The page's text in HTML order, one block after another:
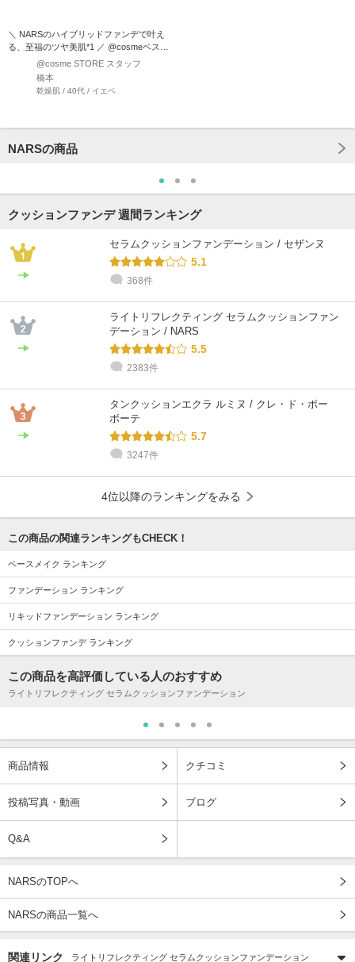
＼ NARSのハイブリッドファンデで叶え
る、至福のツヤ美肌*1 ／ @cosmeベスト
コスメアワ…@cosme STORE スタッフ
橋本
乾燥肌 / 40代 / イエベ
NARSの商品
クッションファンデ 週間ランキング
セラムクッションファンデーション / セザンヌ
5.1
368件
ライトリフレクティング セラムクッションファン
デーション / NARS
5.5
2383件
タンクッションエクラ ルミヌ / クレ・ド・ポー
ボーテ
5.7
3247件
4位以降のランキングをみる
この商品の関連ランキングもCHECK！
ベースメイク ランキング
ファンデーション ランキング
リキッドファンデーション ランキング
クッションファンデ ランキング
この商品を高評価している人のおすすめ
ライトリフレクティング セラムクッションファンデーション
商品情報 クチコミ
投稿写真・動画 ブログ
Q&A
NARSのTOPへ
NARSの商品一覧へ
関連リンク ライトリフレクティング セラムクッションファンデーション